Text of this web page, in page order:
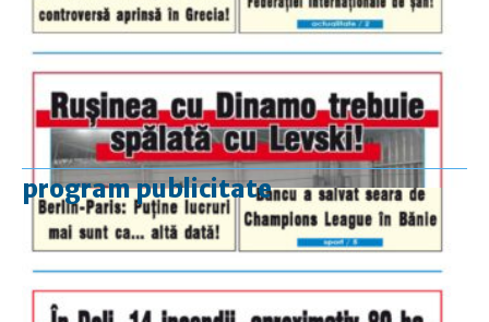
program publicitate
luni-vineri
9.00 - 17.00
duminică
9.00 - 12.00